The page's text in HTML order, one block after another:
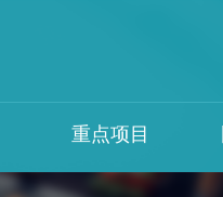
重点项目
中华古籍保护计划